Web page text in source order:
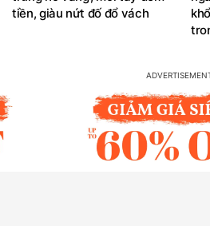
tiền, giàu nứt đố đổ vách